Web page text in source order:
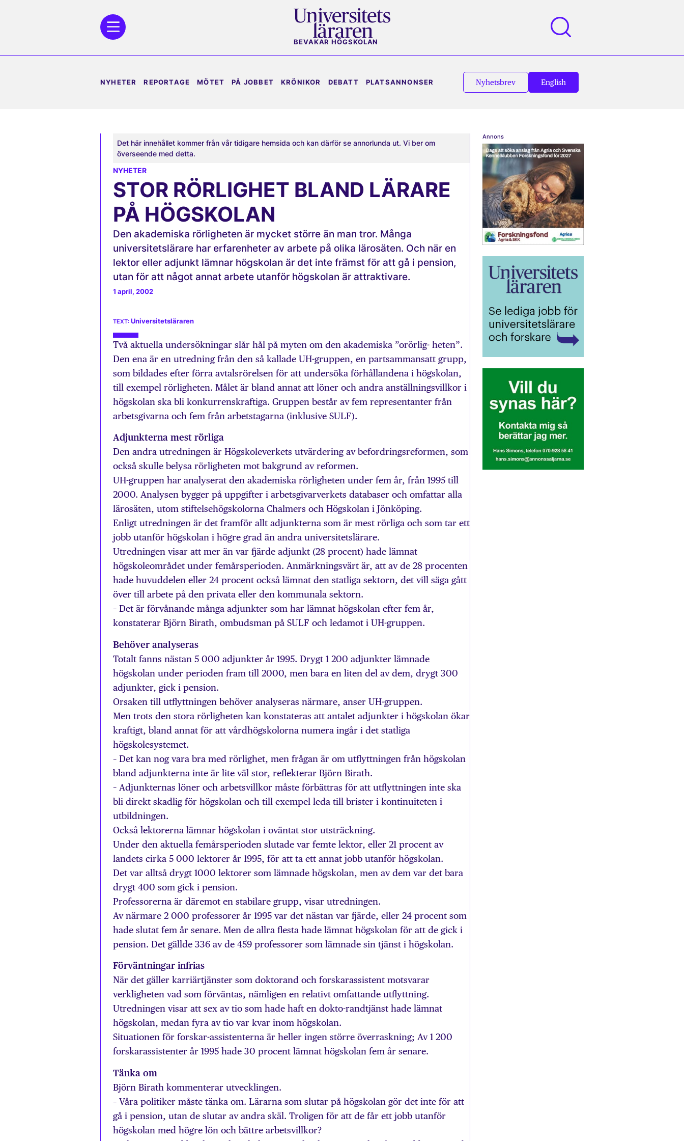
BEVAKAR HÖGSKOLAN
NYHETER REPORTAGE MÖTET PÅ JOBBET KRÖNIKOR DEBATT PLATSANNONSER Nyhetsbrev English
Det här innehållet kommer från vår tidigare hemsida och kan därför se annorlunda ut. Vi ber om
överseende med detta.
NYHETER
STOR RÖRLIGHET BLAND LÄRARE
PÅ HÖGSKOLAN
Den akademiska rörligheten är mycket större än man tror. Många
universitetslärare har erfarenheter av arbete på olika lärosäten. Och när en
lektor eller adjunkt lämnar högskolan är det inte främst för att gå i pension,
utan för att något annat arbete utanför högskolan är attraktivare.
1 april, 2002
Universitetsläraren
Två aktuella undersökningar slår hål på myten om den akademiska ”orörlig- heten”.
Den ena är en utredning från den så kallade UH-gruppen, en partsammansatt grupp,
som bildades efter förra avtalsrörelsen för att undersöka förhållandena i högskolan,
till exempel rörligheten. Målet är bland annat att löner och andra anställningsvillkor i
högskolan ska bli konkurrenskraftiga. Gruppen består av fem representanter från
arbetsgivarna och fem från arbetstagarna (inklusive SULF).
Adjunkterna mest rörliga
Den andra utredningen är Högskoleverkets utvärdering av befordringsreformen, som
också skulle belysa rörligheten mot bakgrund av reformen.
UH-gruppen har analyserat den akademiska rörligheten under fem år, från 1995 till
2000. Analysen bygger på uppgifter i arbetsgivarverkets databaser och omfattar alla
lärosäten, utom stiftelsehögskolorna Chalmers och Högskolan i Jönköping.
Enligt utredningen är det framför allt adjunkterna som är mest rörliga och som tar ett
jobb utanför högskolan i högre grad än andra universitetslärare.
Utredningen visar att mer än var fjärde adjunkt (28 procent) hade lämnat
högskoleområdet under femårsperioden. Anmärkningsvärt är, att av de 28 procenten
hade huvuddelen eller 24 procent också lämnat den statliga sektorn, det vill säga gått
över till arbete på den privata eller den kommunala sektorn.
– Det är förvånande många adjunkter som har lämnat högskolan efter fem år,
konstaterar Björn Birath, ombudsman på SULF och ledamot i UH-gruppen.
Behöver analyseras
Totalt fanns nästan 5 000 adjunkter år 1995. Drygt 1 200 adjunkter lämnade
högskolan under perioden fram till 2000, men bara en liten del av dem, drygt 300
adjunkter, gick i pension.
Orsaken till utflyttningen behöver analyseras närmare, anser UH-gruppen.
Men trots den stora rörligheten kan konstateras att antalet adjunkter i högskolan ökar
kraftigt, bland annat för att vårdhögskolorna numera ingår i det statliga
högskolesystemet.
– Det kan nog vara bra med rörlighet, men frågan är om utflyttningen från högskolan
bland adjunkterna inte är lite väl stor, reflekterar Björn Birath.
– Adjunkternas löner och arbetsvillkor måste förbättras för att utflyttningen inte ska
bli direkt skadlig för högskolan och till exempel leda till brister i kontinuiteten i
utbildningen.
Också lektorerna lämnar högskolan i oväntat stor utsträckning.
Under den aktuella femårsperioden slutade var femte lektor, eller 21 procent av
landets cirka 5 000 lektorer år 1995, för att ta ett annat jobb utanför högskolan.
Det var alltså drygt 1000 lektorer som lämnade högskolan, men av dem var det bara
drygt 400 som gick i pension.
Professorerna är däremot en stabilare grupp, visar utredningen.
Av närmare 2 000 professorer år 1995 var det nästan var fjärde, eller 24 procent som
hade slutat fem år senare. Men de allra flesta hade lämnat högskolan för att de gick i
pension. Det gällde 336 av de 459 professorer som lämnade sin tjänst i högskolan.
Förväntningar infrias
När det gäller karriärtjänster som doktorand och forskarassistent motsvarar
verkligheten vad som förväntas, nämligen en relativt omfattande utflyttning.
Utredningen visar att sex av tio som hade haft en dokto-randtjänst hade lämnat
högskolan, medan fyra av tio var kvar inom högskolan.
Situationen för forskar-assistenterna är heller ingen större överraskning; Av 1 200
forskarassistenter år 1995 hade 30 procent lämnat högskolan fem år senare.
Tänka om
Björn Birath kommenterar utvecklingen.
– Våra politiker måste tänka om. Lärarna som slutar på högskolan gör det inte för att
gå i pension, utan de slutar av andra skäl. Troligen för att de får ett jobb utanför
högskolan med högre lön och bättre arbetsvillkor?
Annons